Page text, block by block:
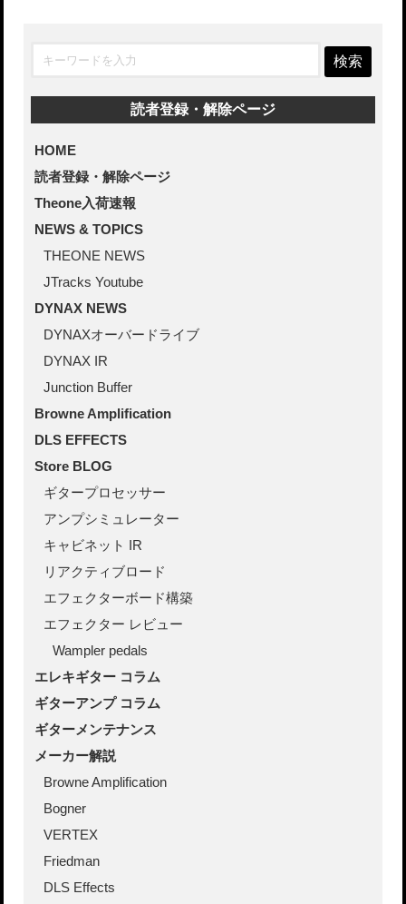
検索
読者登録・解除ページ
HOME
読者登録・解除ページ
Theone入荷速報
NEWS & TOPICS
THEONE NEWS
JTracks Youtube
DYNAX NEWS
DYNAXオーバードライブ
DYNAX IR
Junction Buffer
Browne Amplification
DLS EFFECTS
Store BLOG
ギタープロセッサー
アンプシミュレーター
キャビネット IR
リアクティブロード
エフェクターボード構築
エフェクター レビュー
Wampler pedals
エレキギター コラム
ギターアンプ コラム
ギターメンテナンス
メーカー解説
Browne Amplification
Bogner
VERTEX
Friedman
DLS Effects